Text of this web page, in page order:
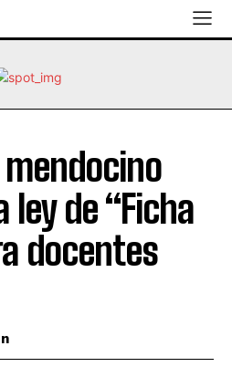
mendocino
de “Ficha
docentes